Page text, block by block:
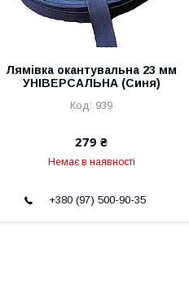
Лямівка окантувальна 23 мм
УНІВЕРСАЛЬНА (Синя)
939
279 ₴
Немає в наявності
+380 (97) 500-90-35